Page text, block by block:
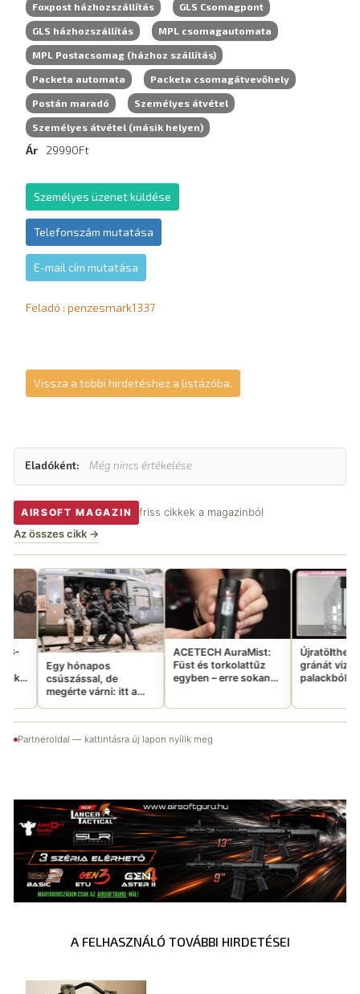
Foxpost házhozszállítás GLS Csomagpont
GLS házhozszállítás MPL csomagautomata
MPL Postacsomag (házhoz szállítás)
Packeta automata Packeta csomagátvevőhely
Postán maradó Személyes átvétel
Személyes átvétel (másik helyen)
Ár 29990Ft
Személyes üzenet küldése
Telefonszám mutatása
E-mail cím mutatása
Feladó : penzesmark1337
Vissza a többi hirdetéshez a listázóba.
Eladóként: Még nincs értékelése
AIRSOFT MAGAZIN
friss cikkek a magazinból
Az összes cikk →
de
várni: itt a
ACETECH AuraMist:
Füst és torkolattűz
egyben – erre sokan
vártatok
Újratölthető CO2
gránát vizes
palackból: tényleg
Partneroldal — kattintásra új lapon nyílik meg
A FELHASZNÁLÓ TOVÁBBI HIRDETÉSEI